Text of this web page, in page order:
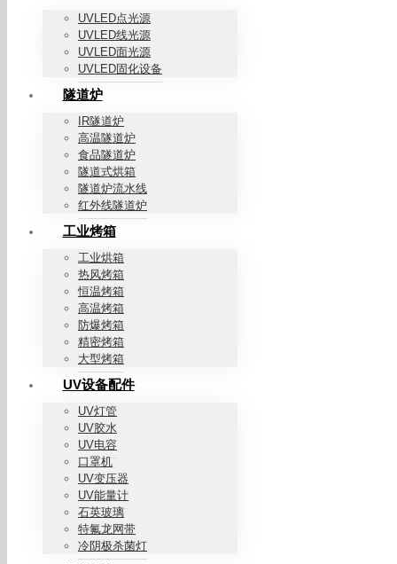
UVLED点光源
UVLED线光源
UVLED面光源
UVLED固化设备
隧道炉
IR隧道炉
高温隧道炉
食品隧道炉
隧道式烘箱
隧道炉流水线
红外线隧道炉
工业烤箱
工业烘箱
热风烤箱
恒温烤箱
高温烤箱
防爆烤箱
精密烤箱
大型烤箱
UV设备配件
UV灯管
UV胶水
UV电容
口罩机
UV变压器
UV能量计
石英玻璃
特氟龙网带
冷阴极杀菌灯